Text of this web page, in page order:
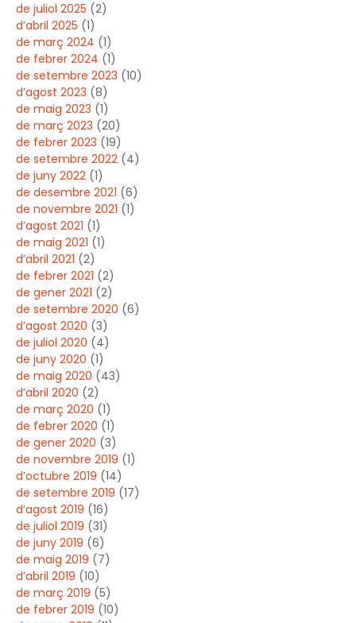
de juliol 2025 (2)
d’abril 2025 (1)
de març 2024 (1)
de febrer 2024 (1)
de setembre 2023 (10)
d’agost 2023 (8)
de maig 2023 (1)
de març 2023 (20)
de febrer 2023 (19)
de setembre 2022 (4)
de juny 2022 (1)
de desembre 2021 (6)
de novembre 2021 (1)
d’agost 2021 (1)
de maig 2021 (1)
d’abril 2021 (2)
de febrer 2021 (2)
de gener 2021 (2)
de setembre 2020 (6)
d’agost 2020 (3)
de juliol 2020 (4)
de juny 2020 (1)
de maig 2020 (43)
d’abril 2020 (2)
de març 2020 (1)
de febrer 2020 (1)
de gener 2020 (3)
de novembre 2019 (1)
d’octubre 2019 (14)
de setembre 2019 (17)
d’agost 2019 (16)
de juliol 2019 (31)
de juny 2019 (6)
de maig 2019 (7)
d’abril 2019 (10)
de març 2019 (5)
de febrer 2019 (10)